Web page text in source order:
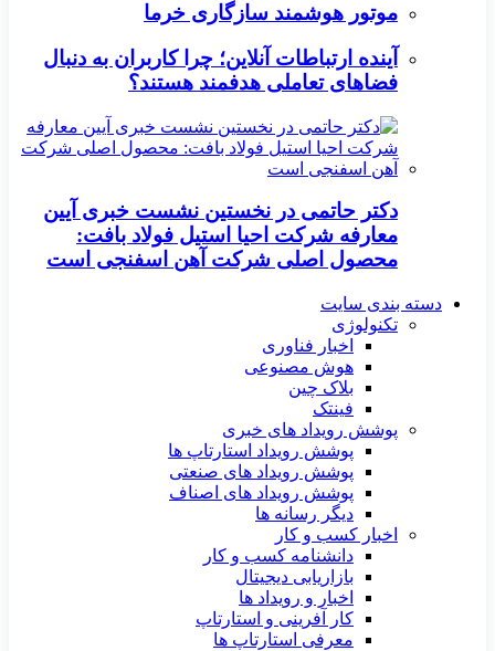
موتور هوشمند سازگاری خرما
آینده ارتباطات آنلاین؛ چرا کاربران به دنبال
فضاهای تعاملی هدفمند هستند؟
دکتر حاتمی در نخستین نشست خبری آیین
معارفه شرکت احیا استیل فولاد بافت:
محصول اصلی شرکت آهن اسفنجی است
دسته بندی سایت
تکنولوژی
اخبار فناوری
هوش مصنوعی
بلاک چین
فینتک
پوشش رویداد های خبری
پوشش رویداد استارتاپ ها
پوشش رویداد های صنعتی
پوشش رویداد های اصناف
دیگر رسانه ها
اخبار کسب و کار
دانشنامه کسب و کار
بازاریابی دیجیتال
اخبار و رویداد ها
کار آفرینی و استارتاپ
معرفی استارتاپ ها